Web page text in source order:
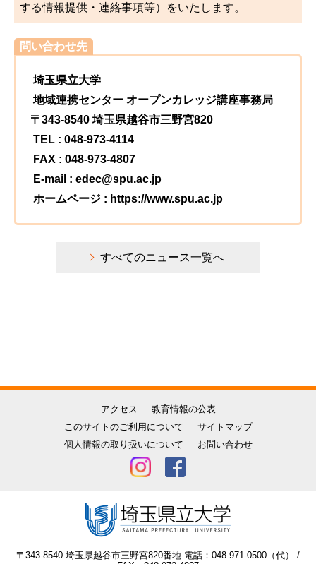
する情報提供・連絡事項等）をいたします。
問い合わせ先
埼玉県立大学
地域連携センター オープンカレッジ講座事務局
〒343-8540 埼玉県越谷市三野宮820
TEL : 048-973-4114
FAX : 048-973-4807
E-mail : edec@spu.ac.jp
ホームページ : https://www.spu.ac.jp
すべてのニュース一覧へ
アクセス
教育情報の公表
このサイトのご利用について
サイトマップ
個人情報の取り扱いについて
お問い合わせ
〒343-8540 埼玉県越谷市三野宮820番地 電話：048-971-0500（代） /